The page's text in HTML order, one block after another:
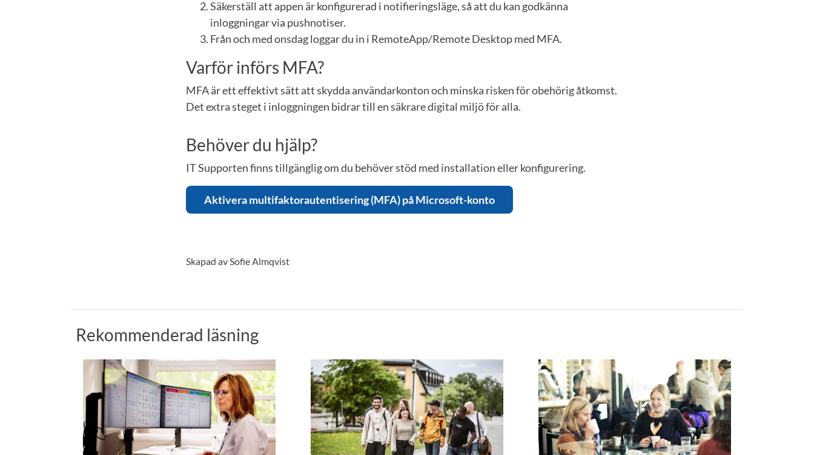
Säkerställ att appen är konfigurerad i notifieringsläge, så att du kan godkänna
inloggningar via pushnotiser.
Från och med onsdag loggar du in i RemoteApp/Remote Desktop med MFA.
Varför införs MFA?
MFA är ett effektivt sätt att skydda användarkonton och minska risken för obehörig åtkomst.
Det extra steget i inloggningen bidrar till en säkrare digital miljö för alla.
Behöver du hjälp?
IT Supporten finns tillgänglig om du behöver stöd med installation eller konfigurering.
Aktivera multifaktorautentisering (MFA) på Microsoft-konto
Skapad av Sofie Almqvist
Rekommenderad läsning